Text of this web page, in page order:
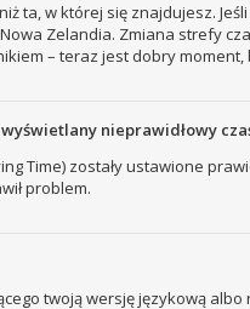
ta, w której się znajdujesz.
Zelandia. Zmiana strefy
– teraz jest dobry
nieprawidłowy
Time) zostały ustawione
problem.
twoją wersję językową